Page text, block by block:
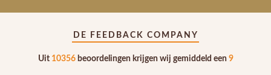
DE FEEDBACK COMPANY
Uit 10356beoordelingen krijgen wij gemiddeld een 9